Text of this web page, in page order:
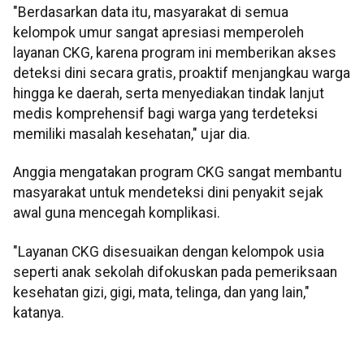
"Berdasarkan data itu, masyarakat di semua
kelompok umur sangat apresiasi memperoleh
layanan CKG, karena program ini memberikan akses
deteksi dini secara gratis, proaktif menjangkau warga
hingga ke daerah, serta menyediakan tindak lanjut
medis komprehensif bagi warga yang terdeteksi
memiliki masalah kesehatan," ujar dia.
Anggia mengatakan program CKG sangat membantu
masyarakat untuk mendeteksi dini penyakit sejak
awal guna mencegah komplikasi.
"Layanan CKG disesuaikan dengan kelompok usia
seperti anak sekolah difokuskan pada pemeriksaan
kesehatan gizi, gigi, mata, telinga, dan yang lain,"
katanya.